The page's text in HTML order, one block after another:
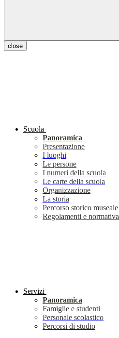
close
Scuola
Panoramica
Presentazione
I luoghi
Le persone
I numeri della scuola
Le carte della scuola
Organizzazione
La storia
Percorso storico museale
Regolamenti e normativa
Servizi
Panoramica
Famiglie e studenti
Personale scolastico
Percorsi di studio